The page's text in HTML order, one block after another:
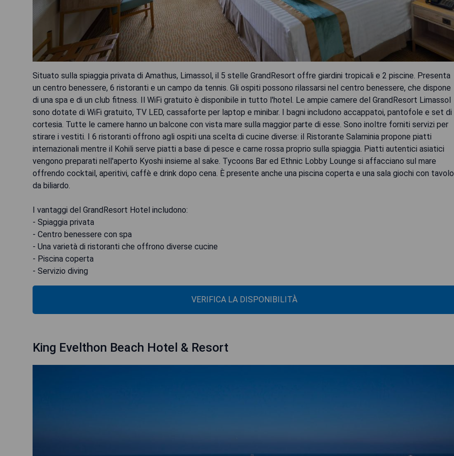
Situato sulla spiaggia privata di Amathus, Limassol, il 5 stelle GrandResort offre giardini tropicali e 2 piscine. Presenta
un centro benessere, 6 ristoranti e un campo da tennis. Gli ospiti possono rilassarsi nel centro benessere, che dispone
di una spa e di un club fitness. Il WiFi gratuito è disponibile in tutto l'hotel. Le ampie camere del GrandResort Limassol
sono dotate di WiFi gratuito, TV LED, cassaforte per laptop e minibar. I bagni includono accappatoi, pantofole e set di
cortesia. Tutte le camere hanno un balcone con vista mare sulla maggior parte di esse. Sono inoltre forniti servizi per
stirare i vestiti. I 6 ristoranti offrono agli ospiti una scelta di cucine diverse: il Ristorante Salaminia propone piatti
internazionali mentre il Kohili serve piatti a base di pesce e carne rossa proprio sulla spiaggia. Piatti autentici asiatici
vengono preparati nell'aperto Kyoshi insieme al sake. Tycoons Bar ed Ethnic Lobby Lounge si affacciano sul mare
offrendo cocktail, aperitivi, caffè e drink dopo cena. È presente anche una piscina coperta e una sala giochi con tavolo
da biliardo.
I vantaggi del GrandResort Hotel includono:
- Spiaggia privata
- Centro benessere con spa
- Una varietà di ristoranti che offrono diverse cucine
- Piscina coperta
VERIFICA LA DISPONIBILITÀ
King Evelthon Beach Hotel & Resort